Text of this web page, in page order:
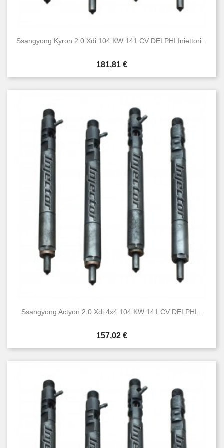
Ssangyong Kyron 2.0 Xdi 104 KW 141 CV DELPHI Iniettori...
Prezzo
181,81 €
Ssangyong Actyon 2.0 Xdi 4x4 104 KW 141 CV DELPHI...
Prezzo
157,02 €